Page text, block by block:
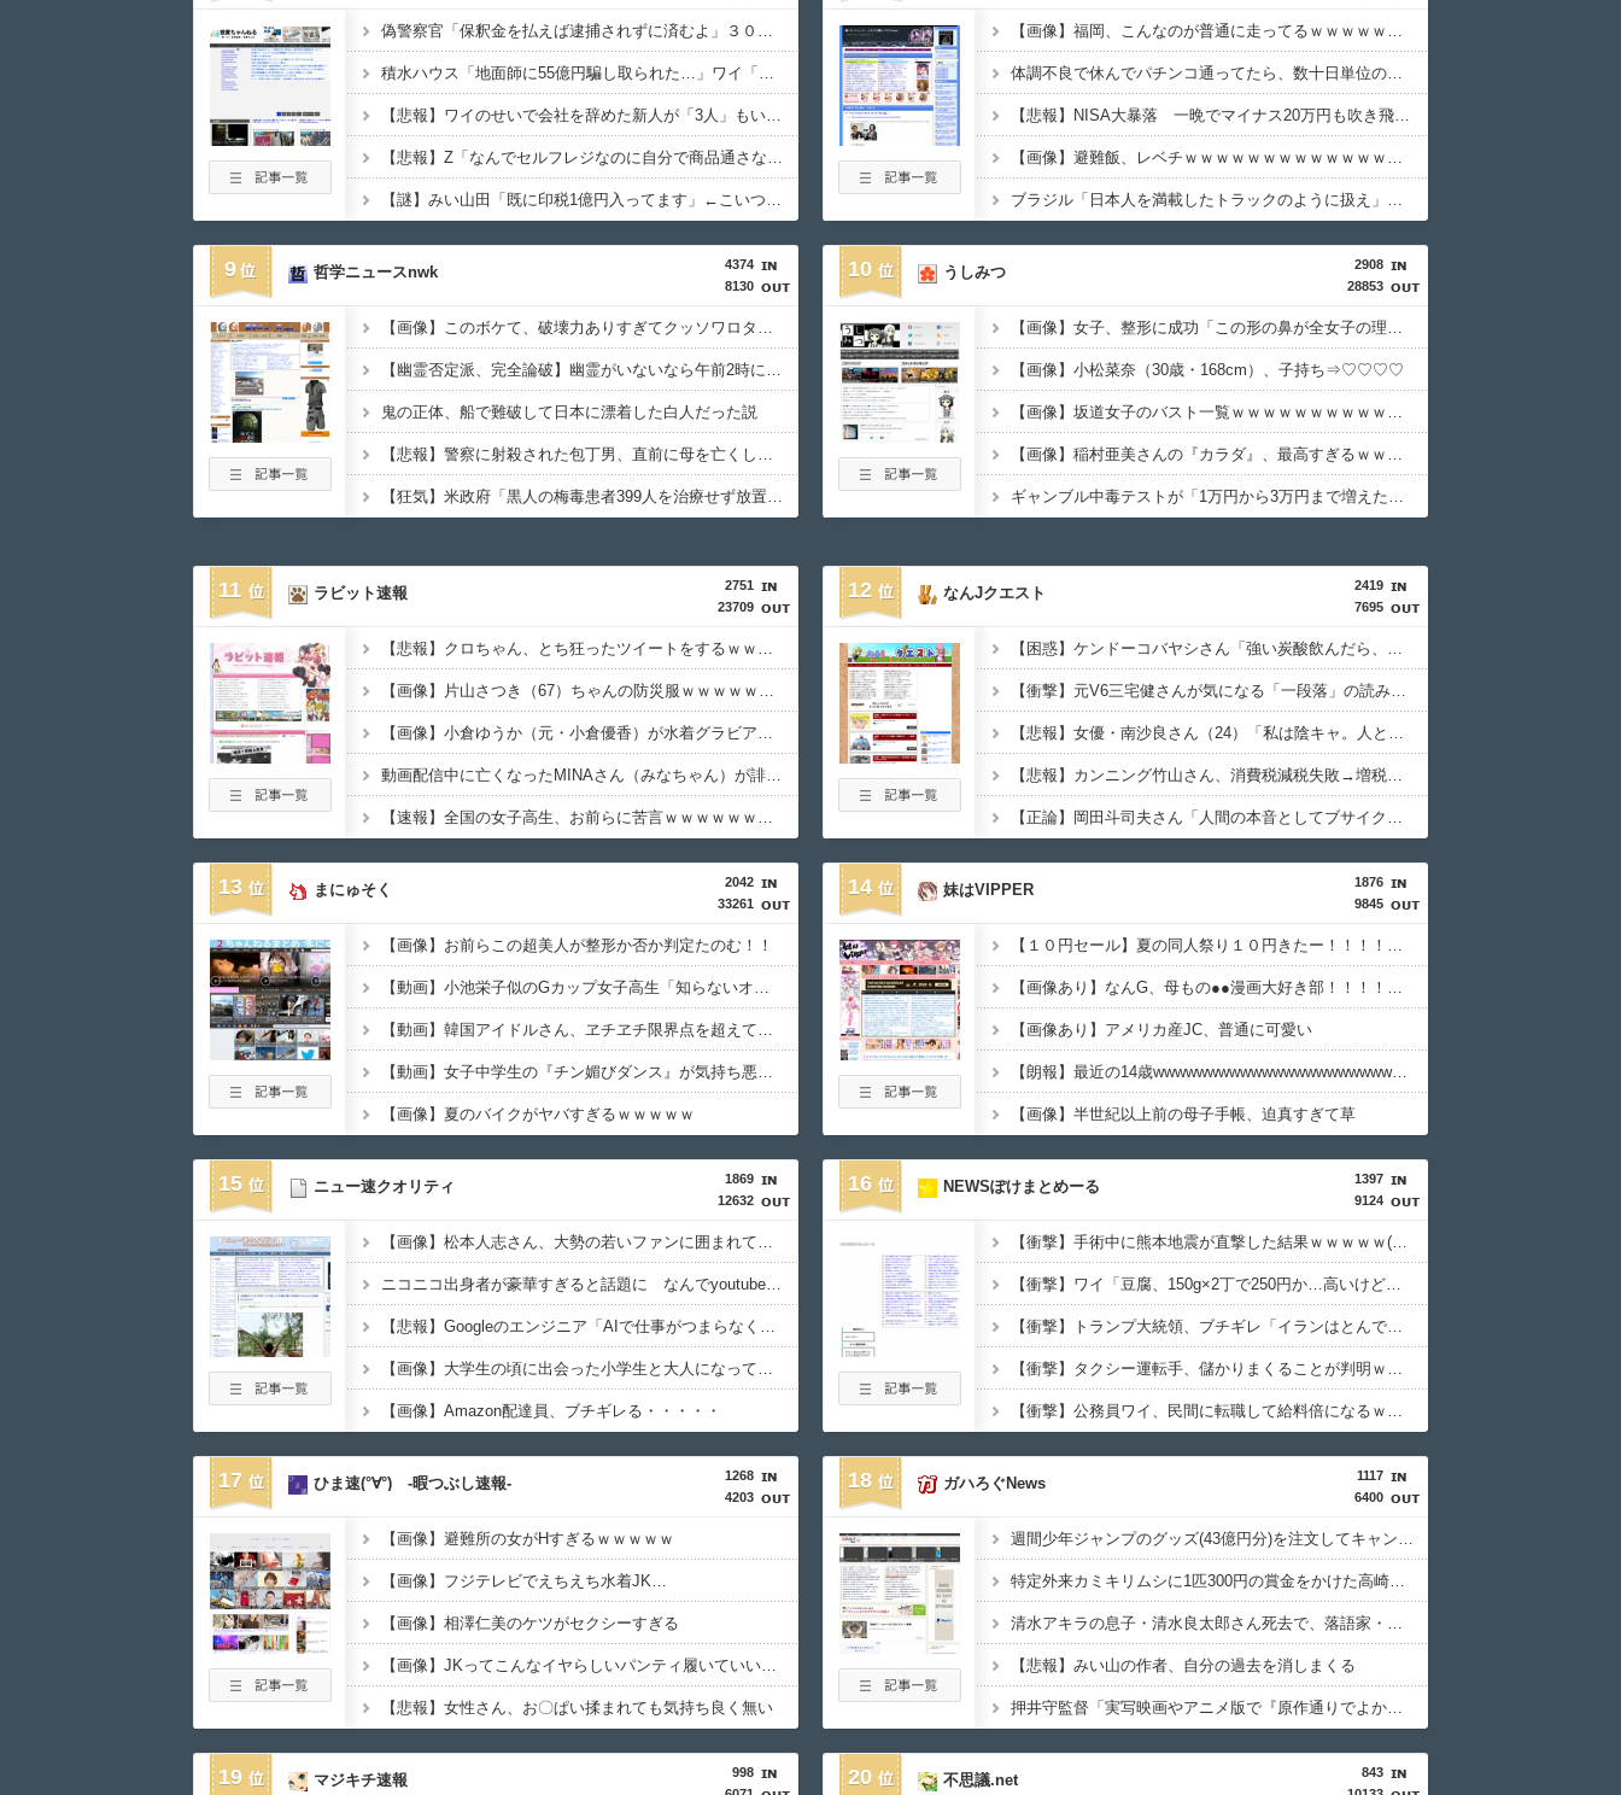
偽警察官「保釈金を払えば逮捕されずに済むよ」３０代男性が1342万円だまし取られる
積水ハウス「地面師に55億円騙し取られた…」ワイ「はえーかわいそう…会社滅茶苦茶やろなぁ」
【悲報】ワイのせいで会社を辞めた新人が「3人」もいたことが発覚ｗｗｗｗｗ
【悲報】Z「なんでセルフレジなのに自分で商品通さないといけないんだ」
【謎】みい山田「既に印税1億円入ってます」←こいつがネットの叩き程度にムキになる理由
【画像】福岡、こんなのが普通に走ってるｗｗｗｗｗｗｗｗｗｗｗｗｗｗｗｗ
体調不良で休んでパチンコ通ってたら、数十日単位の証拠写真撮られて会社クビになった
【悲報】NISA大暴落 一晩でマイナス20万円も吹き飛んだもよう
【画像】避難飯、レベチｗｗｗｗｗｗｗｗｗｗｗｗｗｗｗ
ブラジル「日本人を満載したトラックのように扱え」→ 差別として問題に→ 「一般的表現！」と弁明
9
4374
8130
哲学ニュースnwk
【画像】このボケて、破壊力ありすぎてクッソワロタｗｗｗｗｗｗｗｗｗ
【幽霊否定派、完全論破】幽霊がいないなら午前2時に一人で墓石を木刀で叩き割れるよな？ｗｗｗｗｗ
鬼の正体、船で難破して日本に漂着した白人だった説
【悲報】警察に射殺された包丁男、直前に母を亡くし精神的ショックを受けていたと判明
【狂気】米政府「黒人の梅毒患者399人を治療せず放置したらどうなるか見たろ！」→40年間続けてしまう
10
2908
28853
うしみつ
【画像】女子、整形に成功「この形の鼻が全女子の理想だと思う」⇒
【画像】小松菜奈（30歳・168cm）、子持ち⇒♡♡♡♡
【画像】坂道女子のバスト一覧ｗｗｗｗｗｗｗｗｗｗｗｗwｗｗｗｗ
【画像】稲村亜美さんの『カラダ』、最高すぎるｗｗｗｗｗｗｗｗｗｗ
ギャンブル中毒テストが「1万円から3万円まで増えたがゼロに。あなたはいくら負けた？」なんやけど⇒ｗｗｗ
11
2751
23709
ラビット速報
【悲報】クロちゃん、とち狂ったツイートをするｗｗｗｗｗｗｗｗｗｗｗ
【画像】片山さつき（67）ちゃんの防災服ｗｗｗｗｗｗｗｗｗｗｗｗｗｗｗｗｗｗｗｗｗｗｗ
【画像】小倉ゆうか（元・小倉優香）が水着グラビア復帰ｗｗｗｗｗｗｗｗｗｗｗ
動画配信中に亡くなったMINAさん（みなちゃん）が誹謗中傷にさらされた経緯がこちら…
【速報】全国の女子高生、お前らに苦言ｗｗｗｗｗｗｗｗｗｗ
12
2419
7695
なんJクエスト
【困惑】ケンドーコバヤシさん「強い炭酸飲んだら、あばら折れそうになる」ｗｗｗｗｗｗｗｗｗｗ
【衝撃】元V6三宅健さんが気になる「一段落」の読みは？・・・・・・・・・
【悲報】女優・南沙良さん（24）「私は陰キャ。人と話したくないので家に引きこもってPCでアニメを観ていたい」・・・・・・・・・
【悲報】カンニング竹山さん、消費税減税失敗→増税の流れを想像「次誰が総理やりたいと思います？」・・・・・・・・・
【正論】岡田斗司夫さん「人間の本音としてブサイクを見たら不愉快になる。この責任をどうとるんだ」ｗｗｗｗｗｗｗｗｗｗ
13
2042
33261
まにゅそく
【画像】お前らこの超美人が整形か否か判定たのむ！！
【動画】小池栄子似のGカップ女子高生「知らないオジさんに襲われてオッパイ揉まれた」
【動画】韓国アイドルさん、ヱチヱチ限界点を超えてしまう
【動画】女子中学生の『チン媚びダンス』が気持ち悪い????
【画像】夏のバイクがヤバすぎるｗｗｗｗｗ
14
1876
9845
妹はVIPPER
【１０円セール】夏の同人祭り１０円きたー！！！！！！！！！
【画像あり】なんG、母もの●●漫画大好き部！！！！！！
【画像あり】アメリカ産JC、普通に可愛い
【朗報】最近の14歳wwwwwwwwwwwwwwwwwwwwwwwww
【画像】半世紀以上前の母子手帳、迫真すぎて草
15
1869
12632
ニュー速クオリティ
【画像】松本人志さん、大勢の若いファンに囲まれてご満悦・・・
ニコニコ出身者が豪華すぎると話題に なんでyoutubeに負けたのか・・・
【悲報】Googleのエンジニア「AIで仕事がつまらなくなった」
【画像】大学生の頃に出会った小学生と大人になってから再会し結婚した男、めちゃくちゃ叩かれてしまう・・・
【画像】Amazon配達員、ブチギレる・・・・・
16
1397
9124
NEWSぽけまとめーる
【衝撃】手術中に熊本地震が直撃した結果ｗｗｗｗｗ(※動画あり)
【衝撃】ワイ「豆腐、150g×2丁で250円か…高いけど美味そうだし一丁買ってみるか！」→結果ｗｗｗｗｗ(※画像あり)
【衝撃】トランプ大統領、ブチギレ「イランはとんでもない二枚舌だ！！」←これｗｗｗｗｗ
【衝撃】タクシー運転手、儲かりまくることが判明ｗｗｗｗｗｗｗｗｗｗｗｗｗｗｗｗｗｗｗｗｗｗｗｗｗ
【衝撃】公務員ワイ、民間に転職して給料倍になるｗｗｗｗｗ
17
1268
4203
ひま速(°∀°) -暇つぶし速報-
【画像】避難所の女がHすぎるｗｗｗｗｗ
【画像】フジテレビでえちえち水着JK…
【画像】相澤仁美のケツがセクシーすぎる
【画像】JKってこんなイヤらしいパンティ履いていいの？ｗｗｗｗｗ
【悲報】女性さん、お〇ぱい揉まれても気持ち良く無い
18
1117
6400
ガハろぐNews
週間少年ジャンプのグッズ(43億円分)を注文してキャンセルした32歳女が逮捕
特定外来カミキリムシに1匹300円の賞金をかけた高崎市、初日に1170匹持ち込まれる
清水アキラの息子・清水良太郎さん死去で、落語家・柳家小はだが「いじめ」「暴行」被害告発
【悲報】みい山の作者、自分の過去を消しまくる
押井守監督「実写映画やアニメ版で『原作通りでよかった』なんて感想は原作の成功体験を追体験したいだけ」
19
998
マジキチ速報 20
843
不思議.net